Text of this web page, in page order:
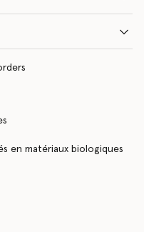
en matériaux biologiques